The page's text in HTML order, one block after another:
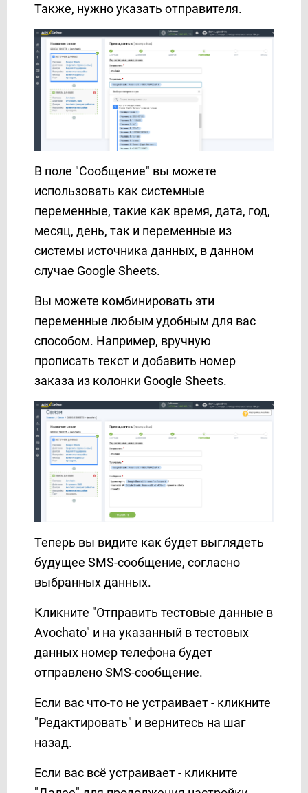
Rozetka
Sakari
SalesDrive
Salesforce CRM
Salesmsg
Sempico Solutions
Sendlane
SendPulse
Smartsheet
SMS Club
SMS Украина
SMS-fly
SMS-SMS
SMSAPI
SMSGlobal
SMSMODE
SMTP
Snovio
Stripe
SvitSMS
Telesign
Telnyx
TextMagic
TheTexting
TidyCal
Todoist
Trello
TurboSMS
Также, нужно указать отправителя.
В поле "Сообщение" вы можете
использовать как системные
переменные, такие как время, дата, год,
месяц, день, так и переменные из
системы источника данных, в данном
случае Google Sheets.
Вы можете комбинировать эти
переменные любым удобным для вас
способом. Например, вручную
прописать текст и добавить номер
заказа из колонки Google Sheets.
Теперь вы видите как будет выглядеть
будущее SMS-сообщение, согласно
выбранных данных.
Кликните "Отправить тестовые данные в
Avochato" и на указанный в тестовых
данных номер телефона будет
отправлено SMS-сообщение.
Если вас что-то не устраивает - кликните
"Редактировать" и вернитесь на шаг
назад.
Если вас всё устраивает - кликните